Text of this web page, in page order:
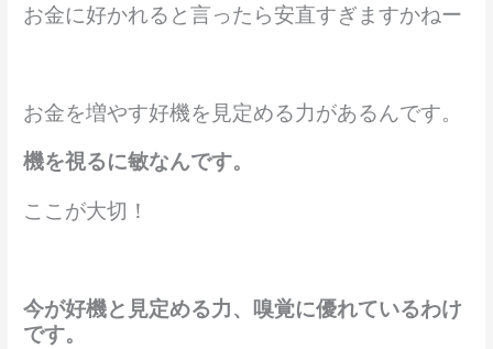
お金に好かれると言ったら安直すぎますかねー
お金を増やす好機を見定める力があるんです。
機を視るに敏なんです。
ここが大切！
今が好機と見定める力、嗅覚に優れているわけ
です。